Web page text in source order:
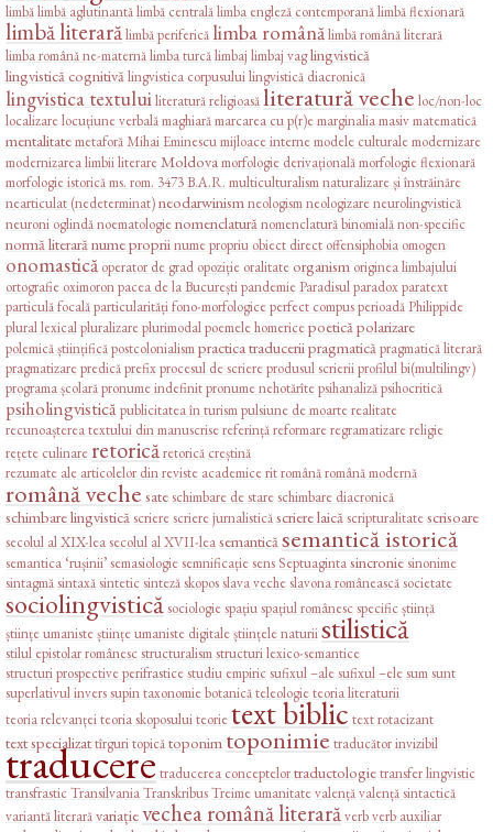
limbălimbă aglutinantălimbă centralălimba engleză contemporanălimbă flexionară
limbă literarălimbă periferică limba românălimbă română literară
limba română ne-maternălimba turcălimbaj limbaj vaglingvistică
lingvistică cognitivă lingvistica corpusuluilingvistică diacronică
lingvistica textuluiliteratură religioasăliteratură veche loc/non-loc
localizarelocuțiune verbalămaghiarămarcarea cu p(r)emarginaliamasivmatematică
mentalitatemetaforă Mihai Eminescumijloace internemodele culturalemodernizare
modernizarea limbii literare Moldova morfologie derivaționalămorfologie flexionară
morfologie istoricăms. rom. 3473 B.A.R. multiculturalismnaturalizare și înstrăinăre
nearticulat (nedeterminat)neodarwinism neologismneologizareneurolingvistică
neuroni oglindănoematologienomenclatură nomenclatură binomialănon-specific
normă literară nume proprii nume propriu obiect direct offensiphobia omogen
onomastică operator de grad opoziție oralitate organism originea limbajului
ortografie oximoronpacea de la Bucureștipandemie Paradisulparadoxparatext
particulă focalăparticularități fono-morfologiceperfect compusperioadă Philippide
plural lexicalpluralizareplurimodalpoemele homericepoetică polarizare
polemică științificăpostcolonialismpractica traducerii pragmatică pragmatică literară
pragmatizarepredicăprefixprocesul de scriereprodusul scrieriiprofilul bi(multilingv)
programa școlarăpronume indefinitpronume nehotărîtepsihanalizăpsihocritică
psiholingvisticăpublicitatea în turismpulsiune de moarterealitate
recunoașterea textului din manuscrisereferințăreformareregramatizarereligie
rețete culinare retoricăretorică creștină
rezumate ale articolelor din reviste academiceritromânăromână modernă
română veche sateschimbare de stareschimbare diacronică
schimbare lingvistică scrierescriere jurnalisticăscriere laică scripturalitatescrisoare
secolul al XIX-leasecolul al XVII-leasemantică semantică istorică
semantica ‘rușinii’semasiologiesemnificațiesens Septuagintasincroniesinonime
sintagmăsintaxăsinteticsintezăskoposslava vecheslavona româneascăsocietate
sociolingvisticăsociologiespațiuspațiul românescspecificștiință
științe umanisteștiințe umaniste digitaleștiințele naturiistilistică
stilul epistolar românescstructuralismstructuri lexico-semantice
structuri prospective perifrasticestudiu empiricsufixul –alesufixul –elesumsunt
superlativul inverssupintaxonomie botanicăteleologieteoria literaturii
teoria relevanțeiteoria skoposuluiteorietext biblic text rotacizant
text specializattîrguritopicătoponim toponimie traducător invizibil
traduceretraducerea conceptelortraductologietransfer lingvistic
transfrasticTransilvaniaTranskribusTreimeumanitatevalențăvalență sintactică
variantă literarăvariațievechea română literarăverbverb auxiliar